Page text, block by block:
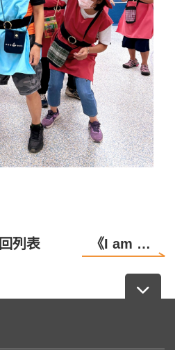
回列表 《I am SO Special 夏令營》音樂劇成長營！